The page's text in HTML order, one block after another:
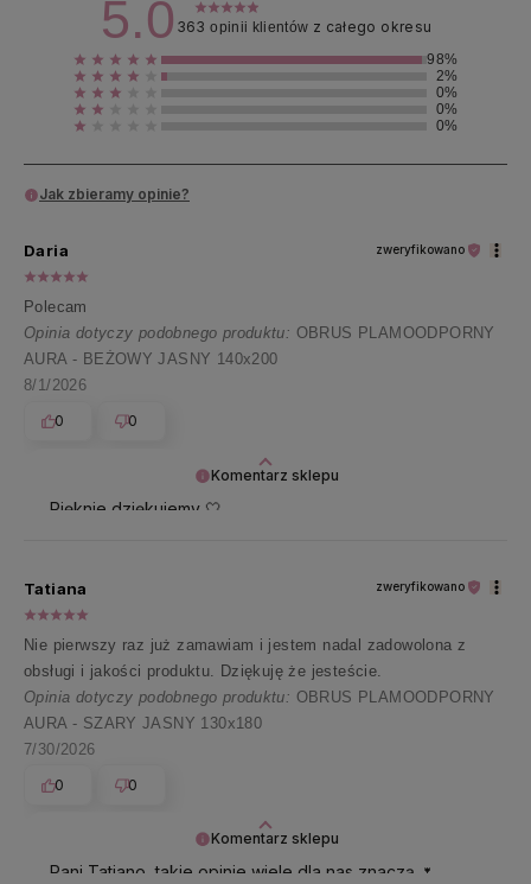
5.0 363 opinii klientów z całego okresu
98%
2%
0%
0%
0%
Jak zbieramy opinie?
Komentarz sklepu
Pięknie dziękujemy 🤍
Daria zweryfikowano
Polecam
Opinia dotyczy podobnego produktu: OBRUS PLAMOODPORNY
AURA - BEŻOWY JASNY 140x200
8/1/2026
0
0
Komentarz sklepu
Pani Tatiano, takie opinie wiele dla nas znaczą 🌷
Tatiana zweryfikowano
Nie pierwszy raz już zamawiam i jestem nadal zadowolona z
obsługi i jakości produktu. Dziękuję że jesteście.
Opinia dotyczy podobnego produktu: OBRUS PLAMOODPORNY
AURA - SZARY JASNY 130x180
7/30/2026
0
0